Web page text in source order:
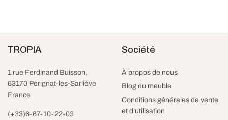
TROPIA
1 rue Ferdinand Buisson,
63170 Pérignat-lès-Sarliève
France
(+33)6-67-10-22-03
Société
À propos de nous
Blog du meuble
Conditions générales de vente
et d’utilisation